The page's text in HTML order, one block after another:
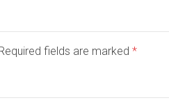
fields are marked *